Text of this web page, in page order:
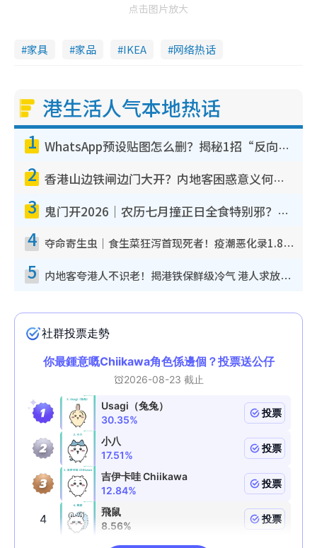
点击图片放大
家具 家品 IKEA 网络热话
港生活人气本地热话
1 WhatsApp预设贴图怎么删？揭秘1招“反向操作”还原简洁界面 附3步实测教程
2 香港山边铁闸边门大开？内地客困惑意义何在！网友神回复：这种叫法理性防御
3 鬼门开2026｜农历七月撞正日全食特别邪？专家警告切忌做一事！揭4大禁忌+2招保平安
4 夺命寄生虫｜食生菜狂泻首现死者！疫潮恶化录1.8万宗病例 揭洗菜3大谬误
5 内地客夸港人不识老！揭港铁保鲜级冷气 港人求放过：别投诉